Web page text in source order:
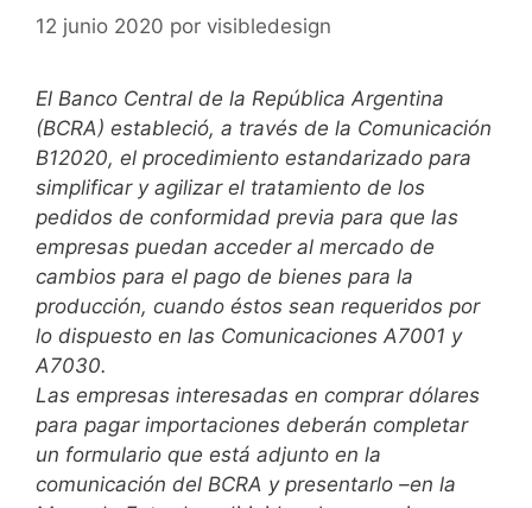
12 junio 2020 por visibledesign
El Banco Central de la República Argentina
(BCRA) estableció, a través de la Comunicación
B12020, el procedimiento estandarizado para
simplificar y agilizar el tratamiento de los
pedidos de conformidad previa para que las
empresas puedan acceder al mercado de
cambios para el pago de bienes para la
producción, cuando éstos sean requeridos por
lo dispuesto en las Comunicaciones A7001 y
A7030.
Las empresas interesadas en comprar dólares
para pagar importaciones deberán completar
un formulario que está adjunto en la
comunicación del BCRA y presentarlo –en la